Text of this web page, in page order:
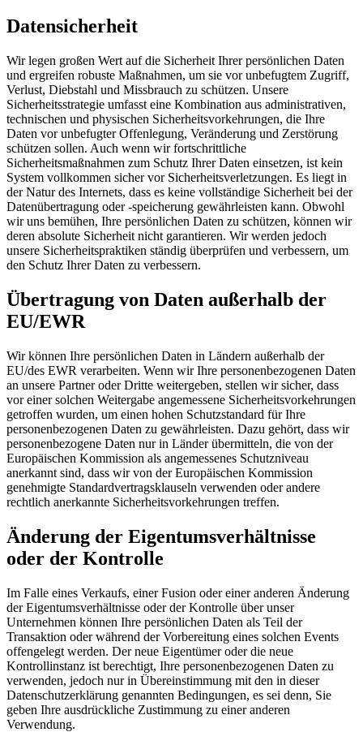
Datensicherheit
Wir legen großen Wert auf die Sicherheit Ihrer persönlichen Daten
und ergreifen robuste Maßnahmen, um sie vor unbefugtem Zugriff,
Verlust, Diebstahl und Missbrauch zu schützen. Unsere
Sicherheitsstrategie umfasst eine Kombination aus administrativen,
technischen und physischen Sicherheitsvorkehrungen, die Ihre
Daten vor unbefugter Offenlegung, Veränderung und Zerstörung
schützen sollen. Auch wenn wir fortschrittliche
Sicherheitsmaßnahmen zum Schutz Ihrer Daten einsetzen, ist kein
System vollkommen sicher vor Sicherheitsverletzungen. Es liegt in
der Natur des Internets, dass es keine vollständige Sicherheit bei der
Datenübertragung oder -speicherung gewährleisten kann. Obwohl
wir uns bemühen, Ihre persönlichen Daten zu schützen, können wir
deren absolute Sicherheit nicht garantieren. Wir werden jedoch
unsere Sicherheitspraktiken ständig überprüfen und verbessern, um
den Schutz Ihrer Daten zu verbessern.
Übertragung von Daten außerhalb der
EU/EWR
Wir können Ihre persönlichen Daten in Ländern außerhalb der
EU/des EWR verarbeiten. Wenn wir Ihre personenbezogenen Daten
an unsere Partner oder Dritte weitergeben, stellen wir sicher, dass
vor einer solchen Weitergabe angemessene Sicherheitsvorkehrungen
getroffen wurden, um einen hohen Schutzstandard für Ihre
personenbezogenen Daten zu gewährleisten. Dazu gehört, dass wir
personenbezogene Daten nur in Länder übermitteln, die von der
Europäischen Kommission als angemessenes Schutzniveau
anerkannt sind, dass wir von der Europäischen Kommission
genehmigte Standardvertragsklauseln verwenden oder andere
rechtlich anerkannte Sicherheitsvorkehrungen treffen.
Änderung der Eigentumsverhältnisse
oder der Kontrolle
Im Falle eines Verkaufs, einer Fusion oder einer anderen Änderung
der Eigentumsverhältnisse oder der Kontrolle über unser
Unternehmen können Ihre persönlichen Daten als Teil der
Transaktion oder während der Vorbereitung eines solchen Events
offengelegt werden. Der neue Eigentümer oder die neue
Kontrollinstanz ist berechtigt, Ihre personenbezogenen Daten zu
verwenden, jedoch nur in Übereinstimmung mit den in dieser
Datenschutzerklärung genannten Bedingungen, es sei denn, Sie
geben Ihre ausdrückliche Zustimmung zu einer anderen
Verwendung.